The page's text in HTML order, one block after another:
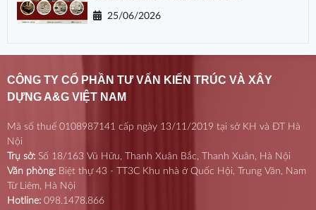
25/06/2026
CÔNG TY CỔ PHẦN TƯ VẤN KIẾN TRÚC VÀ XÂY
DỰNG A&G VIỆT NAM
Mã số thuế 0108987141 cấp ngày 13/11/2019 tại sở KH và ĐT Hà
Nội
Trụ sở: Số 18/163 Vũ Hữu, Thanh Xuân Bắc, Thanh Xuân, Hà Nội
Văn phòng: Biệt thự 43 - TT3C Khu nhà ở Quốc Hội, Trung Văn, Nam
Từ Liêm, Hà Nội
Hotline: 098.1478.866